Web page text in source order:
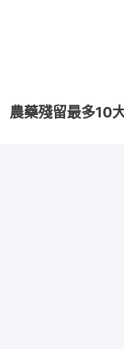
農藥殘留最多10